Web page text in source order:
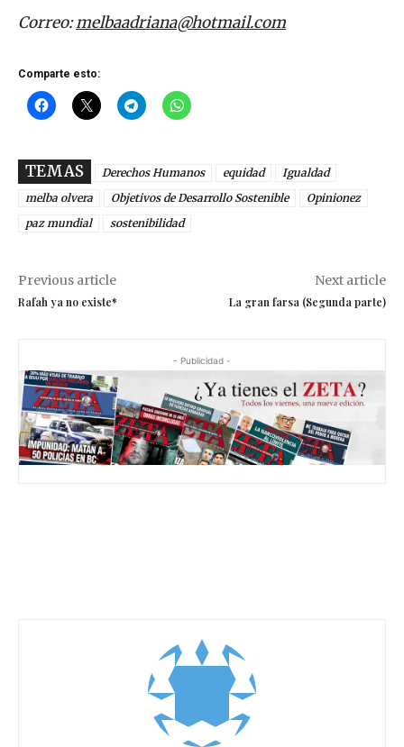
Correo:melbaadriana@hotmail.com
Comparte esto:
TEMAS Derechos Humanos equidad
Igualdad
melba olvera
Objetivos de Desarrollo Sostenible
Opinionez
paz mundial
sostenibilidad
Previous article
Rafah ya no existe*
Next article
La gran farsa (Segunda parte)
- Publicidad -